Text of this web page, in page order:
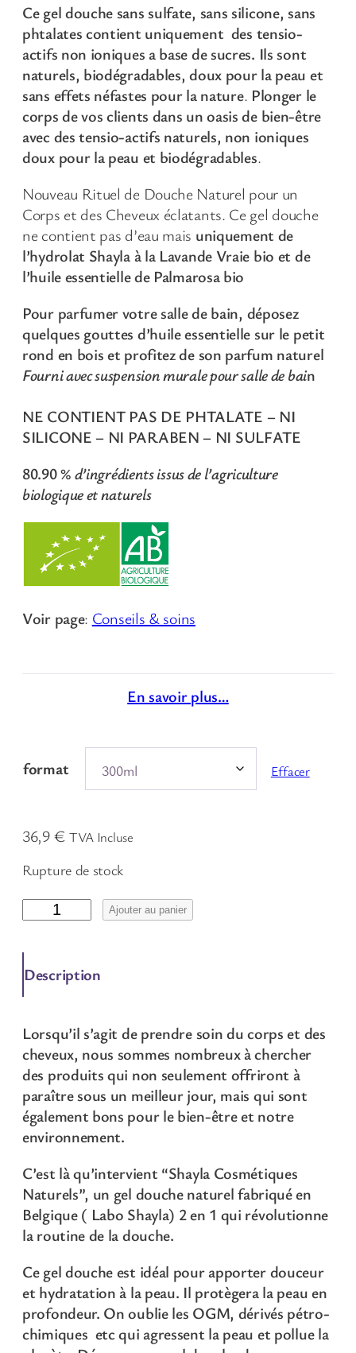
a
g
e
d
e
r
i
x
:
3
6
,
9
€
à
5
4
8
Ce gel douche sans sulfate, sans silicone, sans
phtalates contient uniquement des tensio-
actifs non ioniques a base de sucres. Ils sont
naturels, biodégradables, doux pour la peau et
sans effets néfastes pour la nature. Plonger le
corps de vos clients dans un oasis de bien-être
avec des tensio-actifs naturels, non ioniques
doux pour la peau et biodégradables.
Nouveau Rituel de Douche Naturel pour un
Corps et des Cheveux éclatants. Ce gel douche
ne contient pas d’eau mais uniquement de
l’hydrolat Shayla à la Lavande Vraie bio et de
l’huile essentielle de Palmarosa bio
Pour parfumer votre salle de bain, déposez
quelques gouttes d’huile essentielle sur le petit
rond en bois et profitez de son parfum naturel
Fourni avec suspension murale pour salle de bain
NE CONTIENT PAS DE PHTALATE – NI
SILICONE – NI PARABEN – NI SULFATE
80.90 %d’ingrédients issus de l’agriculture
biologique et naturels
Voir page: Conseils & soins
En savoir plus…
format Effacer
36,9€ TVA Incluse
Rupture de stock
a
n
t
é
d
e
G
e
d
o
u
c
e
c
o
r
Ajouter au panier
Description
Lorsqu’il s’agit de prendre soin du corps et des
cheveux, nous sommes nombreux à chercher
des produits qui non seulement offriront à
paraître sous un meilleur jour, mais qui sont
également bons pour le bien-être et notre
environnement.
C’est là qu’intervient “Shayla Cosmétiques
Naturels”, un gel douche naturel fabriqué en
Belgique ( Labo Shayla) 2 en 1 qui révolutionne
la routine de la douche.
Ce gel douche est idéal pour apporter douceur
et hydratation à la peau. Il protègera la peau en
profondeur. On oublie les OGM, dérivés pétro-
chimiques etc qui agressent la peau et pollue la